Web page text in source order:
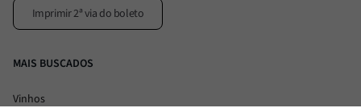
Imprimir 2ª via do boleto
MAIS BUSCADOS
Vinhos